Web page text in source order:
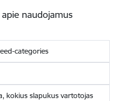
naudojamus
categories
kokius slapukus vartotojas